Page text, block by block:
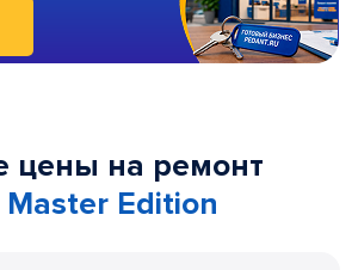
цены на ремонт
Master Edition